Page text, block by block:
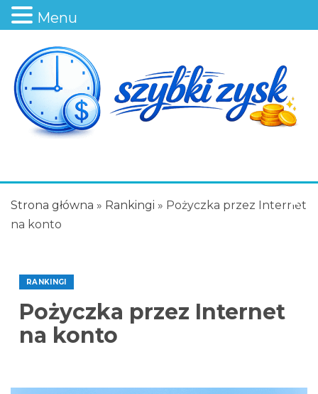
Strona główna » Rankingi » Pożyczka przez Internet
na konto
RANKINGI
Pożyczka przez Internet
na konto
Menu